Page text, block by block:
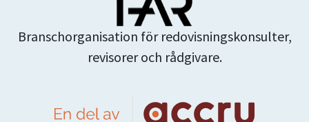
Branschorganisation för redovisningskonsulter,
revisorer och rådgivare.